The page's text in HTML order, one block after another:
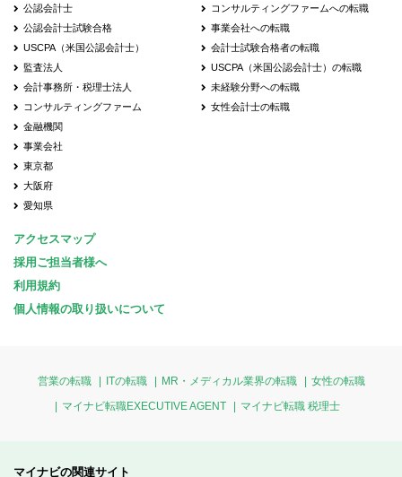
公認会計士
公認会計士試験合格
USCPA（米国公認会計士）
監査法人
会計事務所・税理士法人
コンサルティングファーム
金融機関
事業会社
東京都
大阪府
愛知県
コンサルティングファームへの転職
事業会社への転職
会計士試験合格者の転職
USCPA（米国公認会計士）の転職
未経験分野への転職
女性会計士の転職
アクセスマップ
採用ご担当者様へ
利用規約
個人情報の取り扱いについて
営業の転職 ITの転職 MR・メディカル業界の転職
女性の転職
マイナビ転職EXECUTIVE AGENT
マイナビ転職 税理士
マイナビの関連サイト